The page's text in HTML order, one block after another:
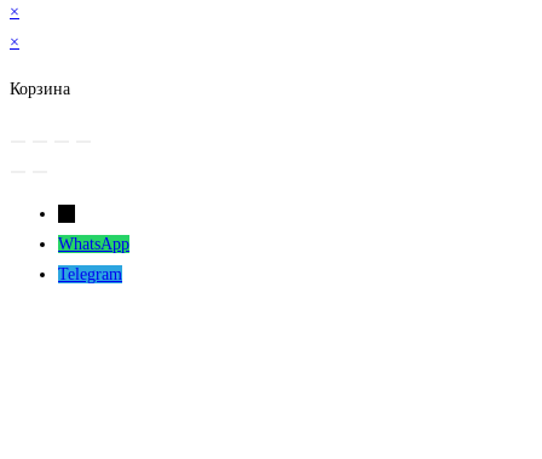
×
×
Корзина
WhatsApp
Telegram